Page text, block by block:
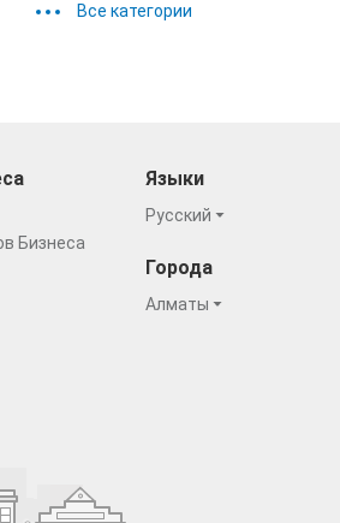
Все категории
Бизнеса
Языки
Русский
Города
Алматы